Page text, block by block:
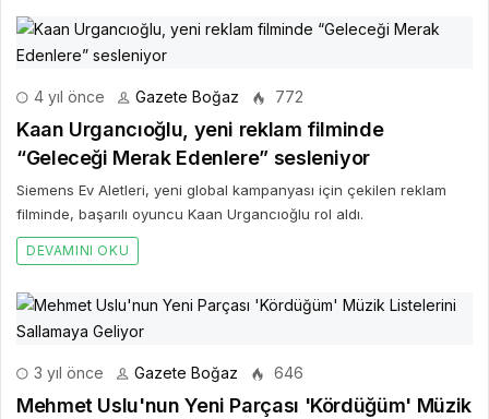
4 yıl önce Gazete Boğaz 772
Kaan Urgancıoğlu, yeni reklam filminde
“Geleceği Merak Edenlere” sesleniyor
Siemens Ev Aletleri, yeni global kampanyası için çekilen reklam
filminde, başarılı oyuncu Kaan Urgancıoğlu rol aldı.
DEVAMINI OKU
3 yıl önce Gazete Boğaz 646
Mehmet Uslu'nun Yeni Parçası 'Kördüğüm' Müzik